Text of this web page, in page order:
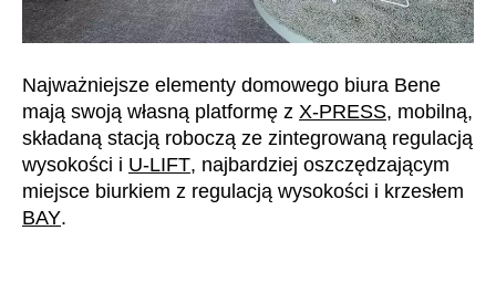
Najważniejsze elementy domowego biura Bene
mają swoją własną platformę z X-PRESS, mobilną,
składaną stacją roboczą ze zintegrowaną regulacją
wysokości i U-LIFT, najbardziej oszczędzającym
miejsce biurkiem z regulacją wysokości i krzesłem
BAY.